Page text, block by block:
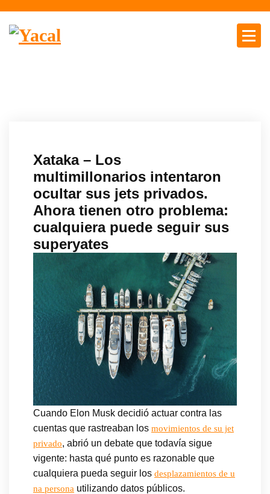
Xataka – Los
multimillonarios intentaron
ocultar sus jets privados.
Ahora tienen otro problema:
cualquiera puede seguir sus
superyates
Cuando Elon Musk decidió actuar contra las
cuentas que rastreaban los movimientos de su jet
privado, abrió un debate que todavía sigue
vigente: hasta qué punto es razonable que
cualquiera pueda seguir los desplazamientos de u
na persona utilizando datos públicos.